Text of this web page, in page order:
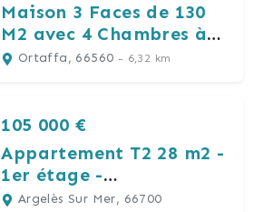
Maison 3 Faces de 130
M2 avec 4 Chambres à
Ortaffa
Ortaffa, 66560 - 6,32 km
105 000 €
Appartement T2 28 m2 -
1er étage -
stationnement - Argelès
Argelès Sur Mer, 66700